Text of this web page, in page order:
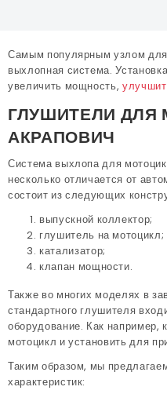
Самым популярным узлом для
выхлопная система.
увеличить мощность,
ГЛУШИТЕЛИ ДЛЯ
АКРАПОВИЧ
Система выхлопа для
несколько отличается от
состоит из следующих
выпускной коллектор;
глушитель на мотоцикл;
катализатор;
клапан мощности.
Также во многих моделях в
стандартного глушителя
оборудование. Как например,
мотоцикл и установить для
Таким образом, мы
характеристик: